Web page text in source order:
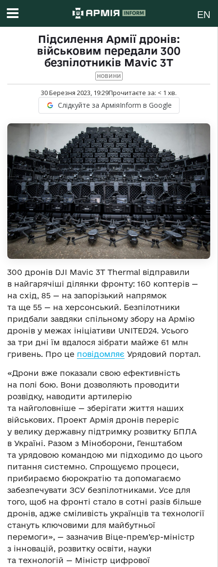
EN
Підсилення Армії дронів:
військовим передали 300
безпілотників Mavic 3T
НОВИНИ
30 Березня 2023, 19:29Прочитаєте за: < 1 хв.
Слідкуйте за АрміяInform в Google
300 дронів DJI Mavic 3T Thermal відправили
в найгарячіші ділянки фронту: 160 коптерів —
на схід, 85 — на запорізький напрямок
та ще 55 — на херсонський. Безпілотники
придбали завдяки спільному збору на Армію
дронів у межах ініціативи UNITED24. Усього
за три дні їм вдалося зібрати майже 61 млн
гривень. Про це повідомляє Урядовий портал.
«Дрони вже показали свою ефективність
на полі бою. Вони дозволяють проводити
розвідку, наводити артилерію
та найголовніше — зберігати життя наших
військових. Проект Армія дронів переріс
у велику державну підтримку розвитку БПЛА
в Україні. Разом з Міноборони, Генштабом
та урядовою командою ми підходимо до цього
питання системно. Спрощуємо процеси,
прибираємо бюрократію та допомагаємо
забезпечувати ЗСУ безпілотниками. Усе для
того, щоб на фронті стало в сотні разів більше
дронів, адже сміливість українців та технології
стануть ключовими для майбутньої
перемоги», — зазначив Віце-прем’єр-міністр
з інновацій, розвитку освіти, науки
та технологій — Міністр цифрової